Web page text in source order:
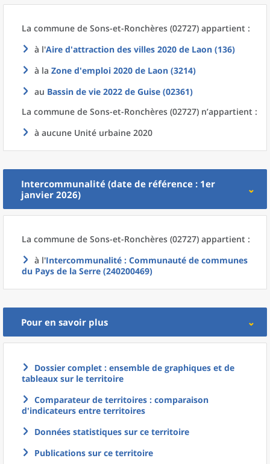
La commune de Sons-et-Ronchères (02727) appartient :
à l'Aire d'attraction des villes 2020 de Laon (136)
à la Zone d'emploi 2020 de Laon (3214)
au Bassin de vie 2022 de Guise (02361)
La commune de Sons-et-Ronchères (02727) n’appartient :
à aucune Unité urbaine 2020
Intercommunalité (date de référence : 1er
janvier 2026)
La commune de Sons-et-Ronchères (02727) appartient :
à l'Intercommunalité : Communauté de communes
du Pays de la Serre (240200469)
Pour en savoir plus
Dossier complet : ensemble de graphiques et de
tableaux sur le territoire
Comparateur de territoires : comparaison
d'indicateurs entre territoires
Données statistiques sur ce territoire
Publications sur ce territoire